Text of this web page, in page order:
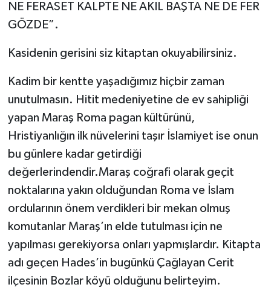
NE FERASET KALPTE NE AKIL BAŞTA NE DE FER
GÖZDE”.
Kasidenin gerisini siz kitaptan okuyabilirsiniz.
Kadim bir kentte yaşadığımız hiçbir zaman
unutulmasın. Hitit medeniyetine de ev sahipliği
yapan Maraş Roma pagan kültürünü,
Hristiyanlığın ilk nüvelerini taşır İslamiyet ise onun
bu günlere kadar getirdiği
değerlerindendir.Maraş coğrafi olarak geçit
noktalarına yakın olduğundan Roma ve İslam
ordularının önem verdikleri bir mekan olmuş
komutanlar Maraş’ın elde tutulması için ne
yapılması gerekiyorsa onları yapmışlardır. Kitapta
adı geçen Hades’in bugünkü Çağlayan Cerit
ilçesinin Bozlar köyü olduğunu belirteyim.